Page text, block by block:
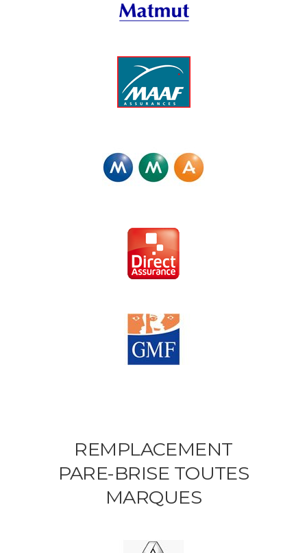
REMPLACEMENT
PARE-BRISE TOUTES
MARQUES